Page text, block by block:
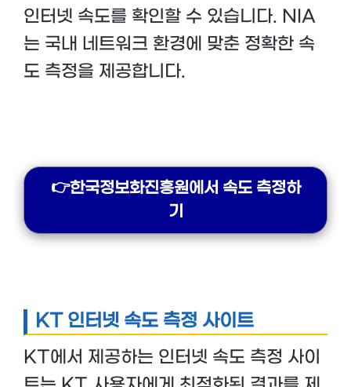
인터넷 속도를 확인할 수 있습니다. NIA
는 국내 네트워크 환경에 맞춘 정확한 속
도 측정을 제공합니다.
👉한국정보화진흥원에서 속도 측정하
기
KT 인터넷 속도 측정 사이트
KT에서 제공하는 인터넷 속도 측정 사이